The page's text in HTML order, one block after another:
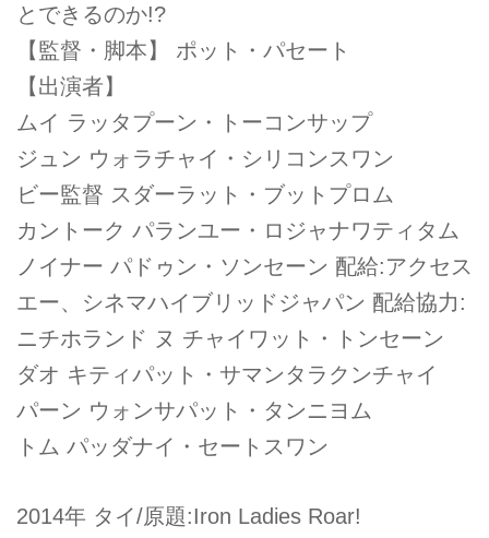
とできるのか!?
【監督・脚本】 ポット・パセート
【出演者】
ムイ ラッタプーン・トーコンサップ
ジュン ウォラチャイ・シリコンスワン
ビー監督 スダーラット・ブットプロム
カントーク パランユー・ロジャナワティタム
ノイナー パドゥン・ソンセーン 配給:アクセス
エー、シネマハイブリッドジャパン 配給協力:
ニチホランド ヌ チャイワット・トンセーン
ダオ キティパット・サマンタラクンチャイ
パーン ウォンサパット・タンニヨム
トム パッダナイ・セートスワン
2014年 タイ/原題:Iron Ladies Roar!